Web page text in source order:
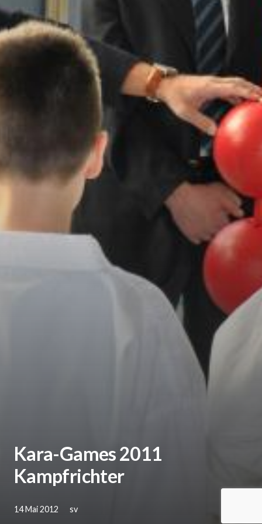
Kara-Games 2011
Kampfrichter
14 Mai 2012 sv